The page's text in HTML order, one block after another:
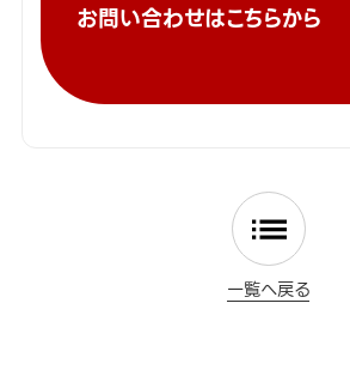
お問い合わせはこちらから
一覧へ戻る